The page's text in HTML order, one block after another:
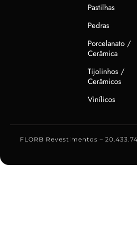
Pastilhas
Pedras
Porcelanato /
Cerâmica
Tijolinhos /
Cerâmicos
Vinílicos
FLORB Revestimentos –